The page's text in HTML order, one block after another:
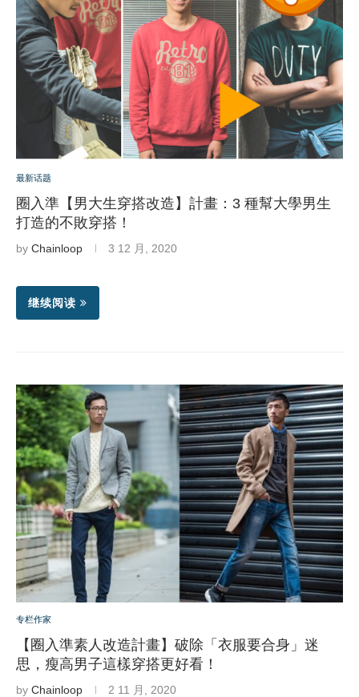
最新话题
圈入準【男大生穿搭改造】計畫：3 種幫大學男生
打造的不敗穿搭！
by Chainloop 3 12 月, 2020
继续阅读
专栏作家
【圈入準素人改造計畫】破除「衣服要合身」迷
思，瘦高男子這樣穿搭更好看！
by Chainloop 2 11 月, 2020